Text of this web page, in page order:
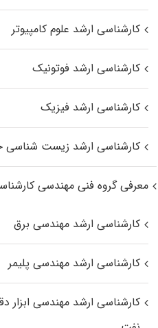
کارشناسی ارشد علوم کامپیوتر
کارشناسی ارشد فوتونیک
کارشناسی ارشد فیزیک
کارشناسی ارشد زیست‌ شناسی
معرفی گروه فنی مهندسی
کارشناسی ارشد مهندسی برق
کارشناسی ارشد مهندسی پلیمر
کارشناسی ارشد مهندسی ابزار